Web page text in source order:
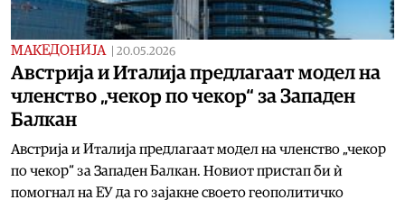
МАКЕДОНИЈА 20.05.2026
Австрија и Италија предлагаат модел на
членство „чекор по чекор“ за Западен
Балкан
Австрија и Италија предлагаат модел на членство „чекор
по чекор“ за Западен Балкан. Новиот пристап би ѝ
помогнал на ЕУ да го зајакне своето геополитичко